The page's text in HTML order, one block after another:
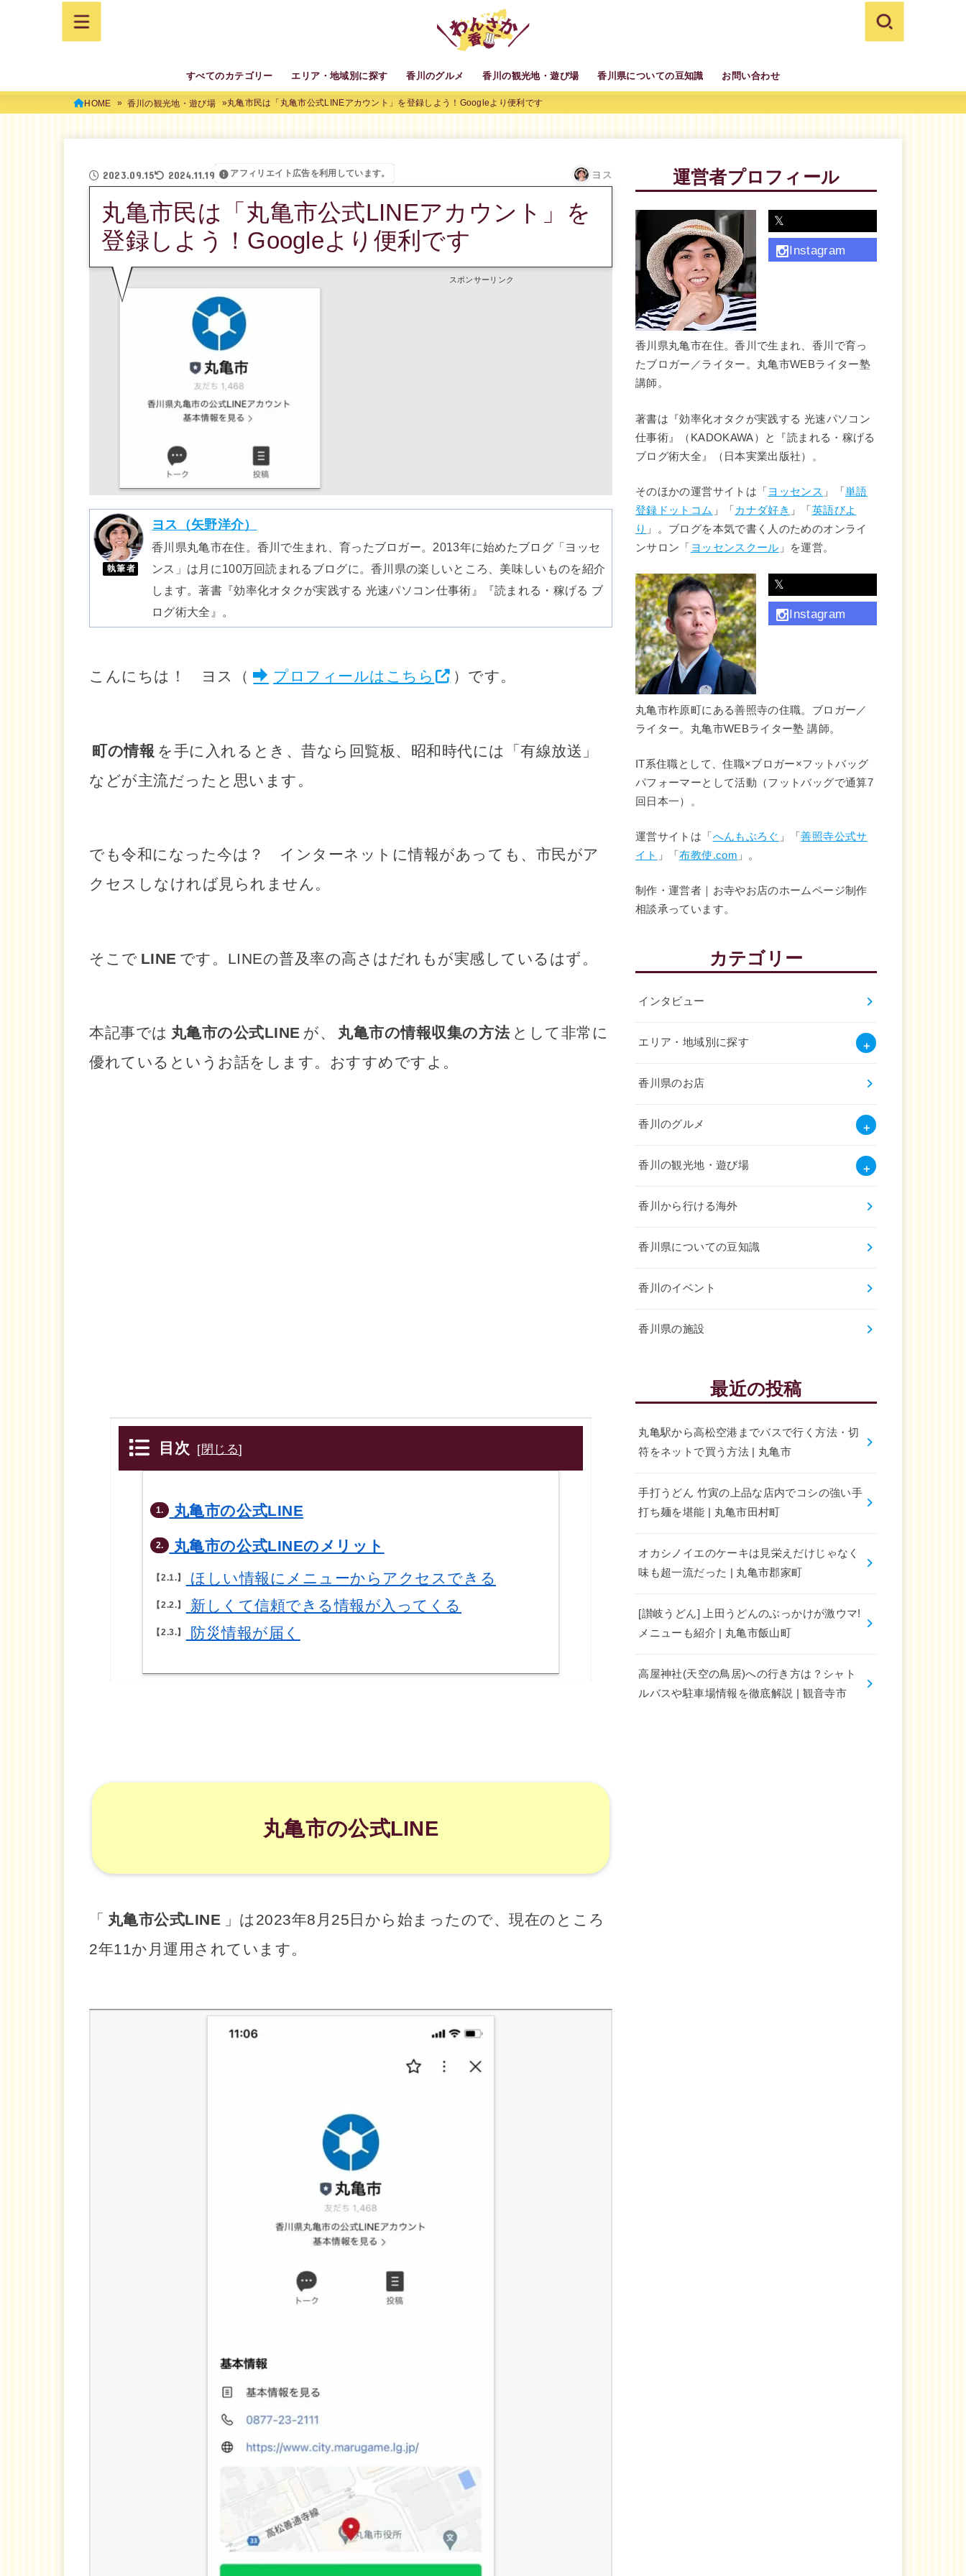
すべてのカテゴリー エリア・地域別に探す 香川のグルメ 香川の観光地・遊び場 香川県についての豆知識 お問い合わせ
HOME 香川の観光地・遊び場 丸亀市民は「丸亀市公式LINEアカウント」を登録しよう！Googleより便利です
2023.09.15 2024.11.19 アフィリエイト広告を利用しています。 ヨス
丸亀市民は「丸亀市公式LINEアカウント」を
登録しよう！Googleより便利です
スポンサーリンク
執筆者
ヨス（矢野洋介）
香川県丸亀市在住。香川で生まれ、育ったブロガー。2013年に始めたブログ「ヨッセ
ンス」は月に100万回読まれるブログに。香川県の楽しいところ、美味しいものを紹介
します。著書『効率化オタクが実践する 光速パソコン仕事術』『読まれる・稼げる ブ
ログ術大全』。
こんにちは！ ヨス（ プロフィールはこちら ）です。
町の情報 を手に入れるとき、昔なら回覧板、昭和時代には「有線放送」
などが主流だったと思います。
でも令和になった今は？ インターネットに情報があっても、市民がア
クセスしなければ見られません。
そこで LINE です。LINEの普及率の高さはだれもが実感しているはず。
本記事では 丸亀市の公式LINE が、 丸亀市の情報収集の方法 として非常に
優れているというお話をします。おすすめですよ。
目次 [閉じる]
1. 丸亀市の公式LINE
2. 丸亀市の公式LINEのメリット
2.1. ほしい情報にメニューからアクセスできる
2.2. 新しくて信頼できる情報が入ってくる
2.3. 防災情報が届く
丸亀市の公式LINE
「 丸亀市公式LINE 」は2023年8月25日から始まったので、現在のところ
2年11か月運用されています。
運営者プロフィール
𝕏
Instagram
香川県丸亀市在住。香川で生まれ、香川で育っ
たブロガー／ライター。丸亀市WEBライター塾
講師。
著書は『効率化オタクが実践する 光速パソコン
仕事術』（KADOKAWA）と『読まれる・稼げる
ブログ術大全』（日本実業出版社）。
そのほかの運営サイトは「 ヨッセンス 」「 単語
登録ドットコム 」「 カナダ好き 」「 英語びよ
り 」。ブログを本気で書く人のためのオンライ
ンサロン「 ヨッセンスクール 」を運営。
𝕏
Instagram
丸亀市柞原町にある善照寺の住職。ブロガー／
ライター。丸亀市WEBライター塾 講師。
IT系住職として、住職×ブロガー×フットバッグ
パフォーマーとして活動（フットバッグで通算7
回日本一）。
運営サイトは「 へんもぶろぐ 」「善照寺公式サ
イト 」「布教使.com 」。
制作・運営者｜お寺やお店のホームページ制作
相談承っています。
カテゴリー
インタビュー
エリア・地域別に探す
香川県のお店
香川のグルメ
香川の観光地・遊び場
香川から行ける海外
香川県についての豆知識
香川のイベント
香川県の施設
最近の投稿
丸亀駅から高松空港までバスで行く方法・切
符をネットで買う方法 | 丸亀市
手打うどん 竹寅の上品な店内でコシの強い手
打ち麺を堪能 | 丸亀市田村町
オカシノイエのケーキは見栄えだけじゃなく
味も超一流だった | 丸亀市郡家町
[讃岐うどん] 上田うどんのぶっかけが激ウマ!
メニューも紹介 | 丸亀市飯山町
高屋神社(天空の鳥居)への行き方は？シャト
ルバスや駐車場情報を徹底解説 | 観音寺市